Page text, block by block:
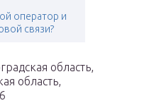
оператор и
связи?
область,
область,